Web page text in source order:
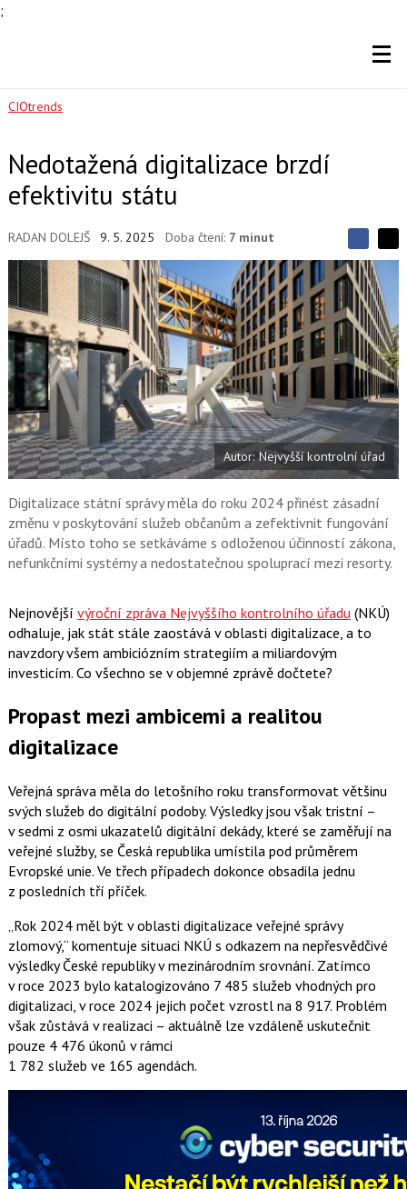
;
CIOtrends
Nedotažená digitalizace brzdí
efektivitu státu
RADAN DOLEJŠ 9. 5. 2025 Doba čtení: 7 minut
S
d
l
t
S
d
l
e
j
t
n
a
a
c
b
o
o
k
e
j
t
e
n
a
s
í
t
X
Autor: Nejvyšší kontrolní úřad
Digitalizace státní správy měla do roku 2024 přinést zásadní
změnu v poskytování služeb občanům a zefektivnit fungování
úřadů. Místo toho se setkáváme s odloženou účinností zákona,
nefunkčními systémy a nedostatečnou spoluprací mezi resorty.
Nejnovější výroční zpráva Nejvyššího kontrolního úřadu(NKÚ)
odhaluje, jak stát stále zaostává v oblasti digitalizace, a to
navzdory všem ambiciózním strategiím a miliardovým
investicím. Co všechno se v objemné zprávě dočtete?
Propast mezi ambicemi a realitou
digitalizace
Veřejná správa měla do letošního roku transformovat většinu
svých služeb do digitální podoby. Výsledky jsou však tristní –
v sedmi z osmi ukazatelů digitální dekády, které se zaměřují na
veřejné služby, se Česká republika umístila pod průměrem
Evropské unie. Ve třech případech dokonce obsadila jednu
z posledních tří příček.
„Rok 2024 měl být v oblasti digitalizace veřejné správy
zlomový,“ komentuje situaci NKÚ s odkazem na nepřesvědčivé
výsledky České republiky v mezinárodním srovnání. Zatímco
v roce 2023 bylo katalogizováno 7 485 služeb vhodných pro
digitalizaci, v roce 2024 jejich počet vzrostl na 8 917. Problém
však zůstává v realizaci – aktuálně lze vzdáleně uskutečnit
pouze 4 476 úkonů v rámci
1 782 služeb ve 165 agendách.